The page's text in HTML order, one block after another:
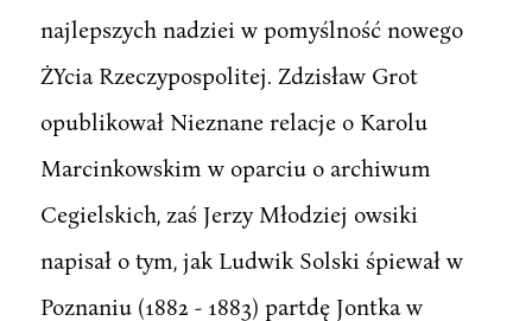
najlepszych nadziei w pomyślność nowego
ŻYcia Rzeczypospolitej. Zdzisław Grot
opublikował Nieznane relacje o Karolu
Marcinkowskim w oparciu o archiwum
Cegielskich, zaś Jerzy Młodziej owsiki
napisał o tym, jak Ludwik Solski śpiewał w
Poznaniu (1882 - 1883) partdę Jontka w